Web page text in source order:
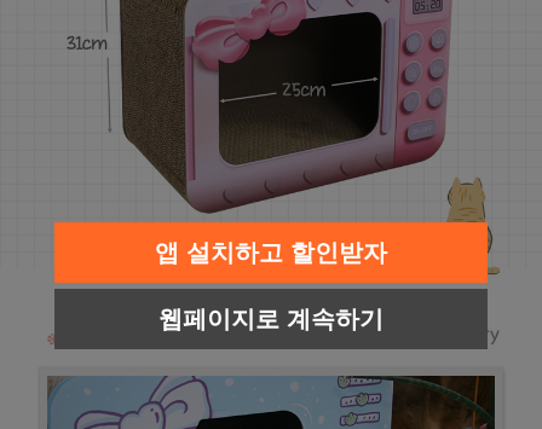
페이코 라이
구매
앱 설치하고 할인받자
웹페이지로 계속하기